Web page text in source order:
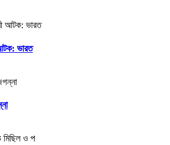
আটক: ভারত